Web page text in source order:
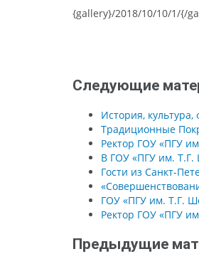
{gallery}/2018/10/10/1/{/
Следующие
История,
Традиционные
Ректор ГОУ «ПГУ
В ГОУ «ПГУ им. Т.Г.
Гости из Санкт-
ГОУ «ПГУ им. Т.Г.
Ректор ГОУ «ПГУ
Предыдущие